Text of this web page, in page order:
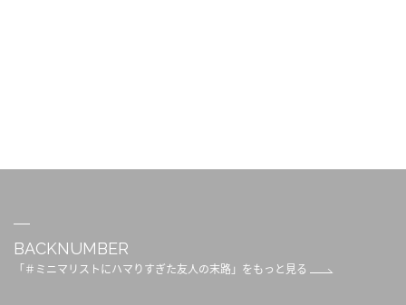
BACKNUMBER
「＃ミニマリストにハマりすぎた友人の末路」をもっと見る